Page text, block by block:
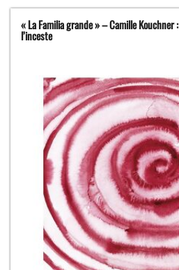
« La Familia grande » – Camille
l’inceste